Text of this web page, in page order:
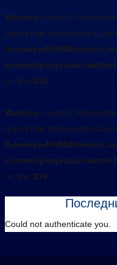
Warning: count():
object that implements
/home/pn449560/
content/plugins/ai-twitter-
on line 336
Warning: count():
object that implements
/home/pn449560/
content/plugins/ai-twitter-
on line 336
Could not authenticate you.